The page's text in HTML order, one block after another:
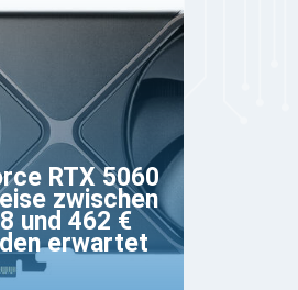
RTX 5060
zwischen
und 462 €
erwartet